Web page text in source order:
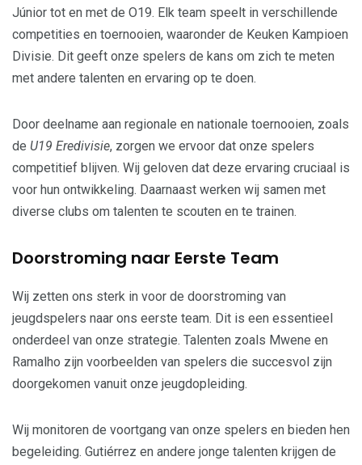
Júnior tot en met de O19. Elk team speelt in verschillende
competities en toernooien, waaronder de Keuken Kampioen
Divisie. Dit geeft onze spelers de kans om zich te meten
met andere talenten en ervaring op te doen.
Door deelname aan regionale en nationale toernooien, zoals
de U19 Eredivisie, zorgen we ervoor dat onze spelers
competitief blijven. Wij geloven dat deze ervaring cruciaal is
voor hun ontwikkeling. Daarnaast werken wij samen met
diverse clubs om talenten te scouten en te trainen.
Doorstroming naar Eerste Team
Wij zetten ons sterk in voor de doorstroming van
jeugdspelers naar ons eerste team. Dit is een essentieel
onderdeel van onze strategie. Talenten zoals Mwene en
Ramalho zijn voorbeelden van spelers die succesvol zijn
doorgekomen vanuit onze jeugdopleiding.
Wij monitoren de voortgang van onze spelers en bieden hen
begeleiding. Gutiérrez en andere jonge talenten krijgen de